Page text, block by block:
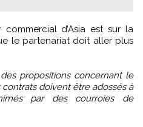
le partenariat doit aller plus
propositions concernant le
doivent être adossés à
par des courroies de